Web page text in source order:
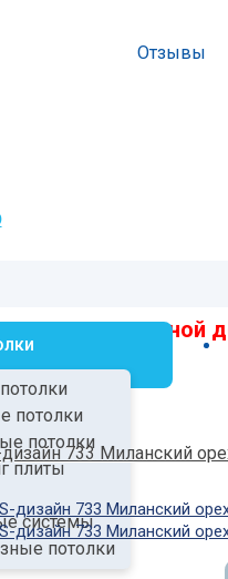
Отзывы
потолки
потолки
плиты
системы
потолки
подоконной
733 Миланский